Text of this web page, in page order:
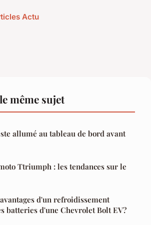
Actu
même sujet
allumé au tableau de bord avant
Ttriumph : les tendances sur le
d'un refroidissement
batteries d'une Chevrolet Bolt EV?